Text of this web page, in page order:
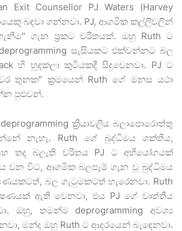
Exit Counsellor PJ Waters (Harvey
බඳවා ගන්නවා. PJ, ආගමික කල්ලිවලින්
ගැන ප්‍රකට චරිතයක්. ඔහු Ruth ට
සැසියකට එක්වන්නට බල
හි හුදකලා කුටියකදී සිදුවෙනවා. PJ ට
තුනක" ක්‍රමයෙන් Ruth ගේ මනස යථා
පුළුවන්.
ක්‍රියාවලිය බලාපොරොත්තු
නැහැ. Ruth ගේ බුද්ධිමය ශක්තිය,
තද බලැති චරිතය PJ ට අභියෝගයක්
වන විට, ආගමික බලපෑම් ගැන වූ බුද්ධිමය
බල ගැටුමකටත් හැරෙනවා. Ruth
ඇති වෙනවා, එය PJ ගේ වෘත්තීය
ඔහු, තමන්ම deprogramming අවශ්‍ය
මන්ද ඔහු Ruth ට ආදරයෙන් බැඳෙනවා.